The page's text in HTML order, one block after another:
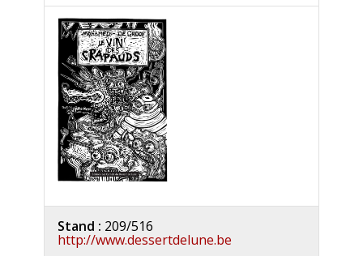
Stand : 209/516
http://www.dessertdelune.be